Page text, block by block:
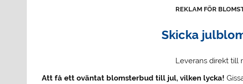
REKLAM FÖR
Skicka
Leverans direkt till
Att få ett oväntat blomsterbud till jul, vilken lycka!